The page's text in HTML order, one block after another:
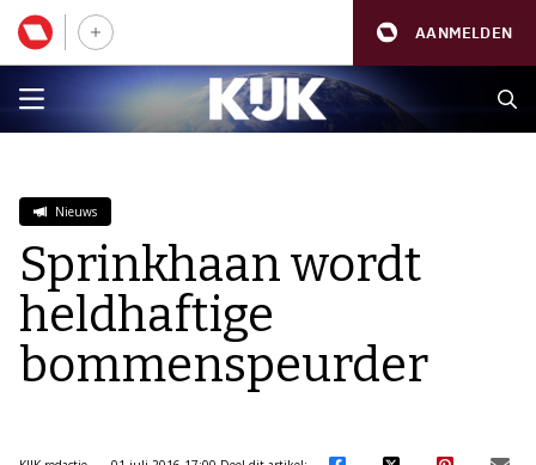
AANMELDEN
Nieuws
Sprinkhaan wordt
heldhaftige
bommenspeurder